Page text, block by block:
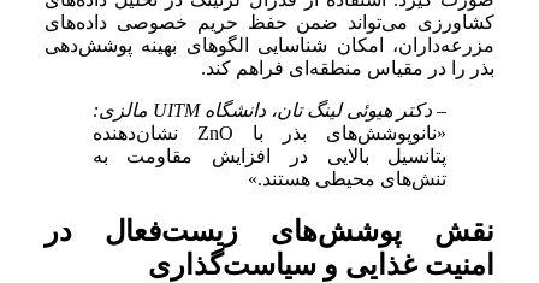
کشاورزی می‌تواند ضمن حفظ حریم خصوصی داده‌های
مزرعه‌داران، امکان شناسایی الگوهای بهینه پوشش‌دهی
بذر را در مقیاس منطقه‌ای فراهم کند.
– دکتر هیوئی لینگ تان، دانشگاه UITM مالزی:
«نانوپوشش‌های بذر با ZnO نشان‌دهنده
پتانسیل بالایی در افزایش مقاومت به
تنش‌های محیطی هستند.»
نقش پوشش‌های زیست‌فعال در
امنیت غذایی و سیاست‌گذاری